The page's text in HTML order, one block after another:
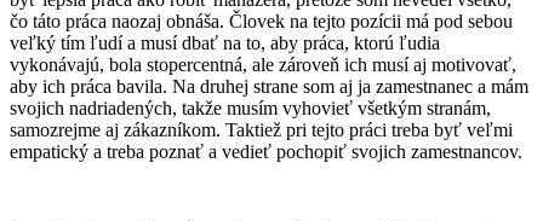
čo táto práca naozaj obnáša. Človek na tejto pozícii má pod sebou
veľký tím ľudí a musí dbať na to, aby práca, ktorú ľudia
vykonávajú, bola stopercentná, ale zároveň ich musí aj motivovať,
aby ich práca bavila. Na druhej strane som aj ja zamestnanec a mám
svojich nadriadených, takže musím vyhovieť všetkým stranám,
samozrejme aj zákazníkom. Taktiež pri tejto práci treba byť veľmi
empatický a treba poznať a vedieť pochopiť svojich zamestnancov.